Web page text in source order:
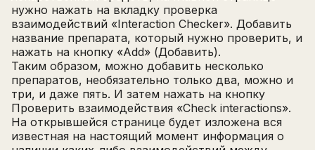
нужно нажать на вкладку проверка
взаимодействий «Interaction Checker». Добавить
название препарата, который нужно проверить, и
нажать на кнопку «Add» (Добавить).
Таким образом, можно добавить несколько
препаратов, необязательно только два, можно и
три, и даже пять. И затем нажать на кнопку
Проверить взаимодействия «Check interactions».
На открывшейся странице будет изложена вся
известная на настоящий момент информация о